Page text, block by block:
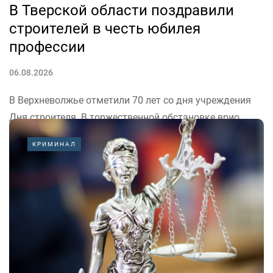
В Тверской области поздравили
строителей в честь юбилея
профессии
06.08.2026
В Верхневолжье отметили 70 лет со дня учреждения
Дня строителя. В торжественной обстановке врио
губернатора Тверской области Виталий Королёв
поблагодарил тех, кто ежедневно меняет облик
городов и поселков.
«Спасибо строителям за профессионализм, верность
делу и умение создавать на века»,...
КРИМИНАЛ